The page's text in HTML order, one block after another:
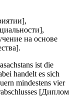
на основе
ist die
handelt es sich
mindestens vier
[Диплом